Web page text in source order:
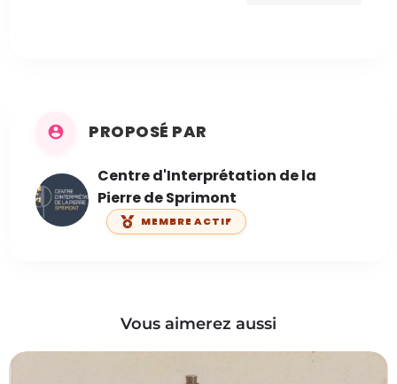
PROPOSÉ PAR
Centre d'Interprétation de la
Pierre de Sprimont
MEMBRE ACTIF
Vous aimerez aussi